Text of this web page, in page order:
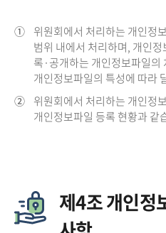
① 위원회에서 처리하는 개인정
범위 내에서 처리하며, 개인
록·공개하는 개인정보파일의
개인정보파일의 특성에 따라
② 위원회에서 처리하는 개인정
개인정보파일 등록 현황과 같
제4조 개인정